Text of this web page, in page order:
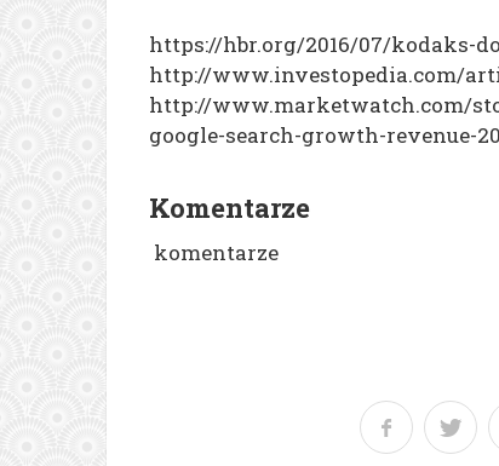
https://hbr.org/2016/07/kodaks-
http://www.investopedia.com/
http://www.marketwatch.com/
google-search-growth-revenue-
Komentarze
komentarze